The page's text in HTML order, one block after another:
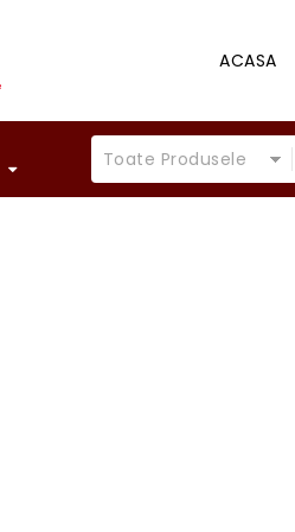
ACASA
Toate Produsele